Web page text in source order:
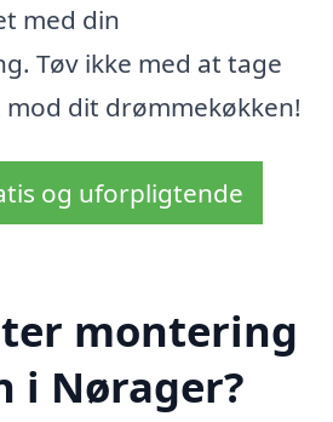
med din
Tøv ikke med at tage
dit drømmekøkken!
og uforpligtende
montering
i Nørager?